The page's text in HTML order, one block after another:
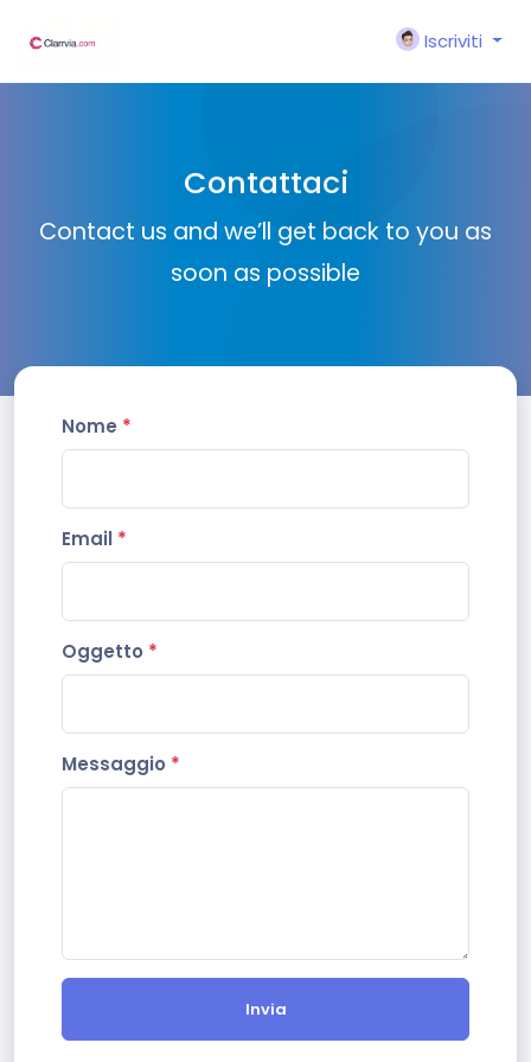
Iscriviti
Contattaci
Contact us and we’ll get back to you as
soon as possible
Nome *
Email *
Oggetto *
Messaggio *
Invia